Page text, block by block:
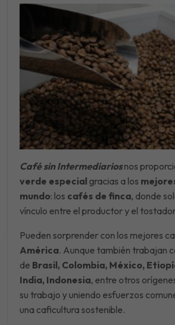
Café sin Intermediariosnos
verde especial gracias a los
mundo: los cafés de finca, donde
vínculo entre el productor y el
Pueden sorprender con los mejores
América. Aunque también trabajan
de Brasil, Colombia, México,
India, Indonesia, entre otros
su trabajo y uniendo esfuerzos
una caficultura sostenible.